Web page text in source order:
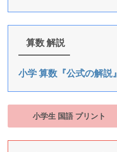
算数 解説
小学 算数『公式の解説』
小学生 国語 プリント